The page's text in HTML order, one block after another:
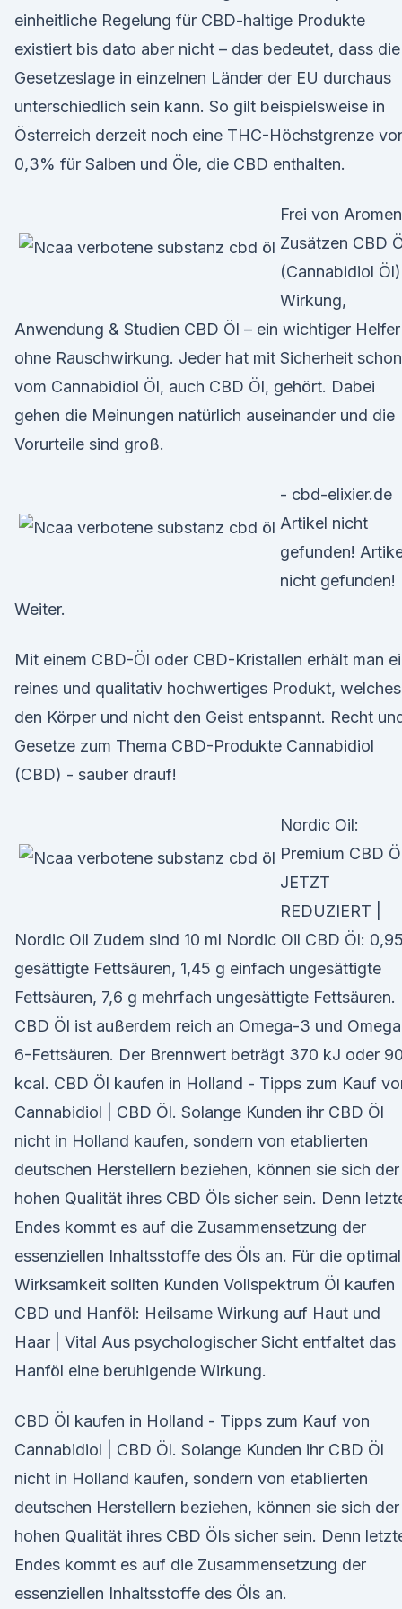
einheitliche Regelung für CBD-haltige Produkte
existiert bis dato aber nicht – das bedeutet, dass die
Gesetzeslage in einzelnen Länder der EU durchaus
unterschiedlich sein kann. So gilt beispielsweise in
Österreich derzeit noch eine THC-Höchstgrenze
0,3% für Salben und Öle, die CBD enthalten.
Frei von
Zusätzen CBD
(Cannabidiol
Wirkung,
Anwendung & Studien CBD Öl – ein wichtiger Helfer
ohne Rauschwirkung. Jeder hat mit Sicherheit schon
vom Cannabidiol Öl, auch CBD Öl, gehört. Dabei
gehen die Meinungen natürlich auseinander und die
Vorurteile sind groß.
- cbd-elixier.de
Artikel nicht
gefunden!
nicht gefunden!
Weiter.
Mit einem CBD-Öl oder CBD-Kristallen erhält man
reines und qualitativ hochwertiges Produkt, welches
den Körper und nicht den Geist entspannt. Recht
Gesetze zum Thema CBD-Produkte Cannabidiol
(CBD) - sauber drauf!
Nordic Oil:
Premium CBD Öl
JETZT
REDUZIERT |
Nordic Oil Zudem sind 10 ml Nordic Oil CBD Öl:
gesättigte Fettsäuren, 1,45 g einfach ungesättigte
Fettsäuren, 7,6 g mehrfach ungesättigte Fettsäuren.
CBD Öl ist außerdem reich an Omega-3 und
6-Fettsäuren. Der Brennwert beträgt 370 kJ oder 90
kcal. CBD Öl kaufen in Holland - Tipps zum Kauf
Cannabidiol | CBD Öl. Solange Kunden ihr CBD Öl
nicht in Holland kaufen, sondern von etablierten
deutschen Herstellern beziehen, können sie sich der
hohen Qualität ihres CBD Öls sicher sein. Denn
Endes kommt es auf die Zusammensetzung der
essenziellen Inhaltsstoffe des Öls an. Für die
Wirksamkeit sollten Kunden Vollspektrum Öl kaufen
CBD und Hanföl: Heilsame Wirkung auf Haut und
Haar | Vital Aus psychologischer Sicht entfaltet das
Hanföl eine beruhigende Wirkung.
CBD Öl kaufen in Holland - Tipps zum Kauf von
Cannabidiol | CBD Öl. Solange Kunden ihr CBD Öl
nicht in Holland kaufen, sondern von etablierten
deutschen Herstellern beziehen, können sie sich der
hohen Qualität ihres CBD Öls sicher sein. Denn
Endes kommt es auf die Zusammensetzung der
essenziellen Inhaltsstoffe des Öls an.